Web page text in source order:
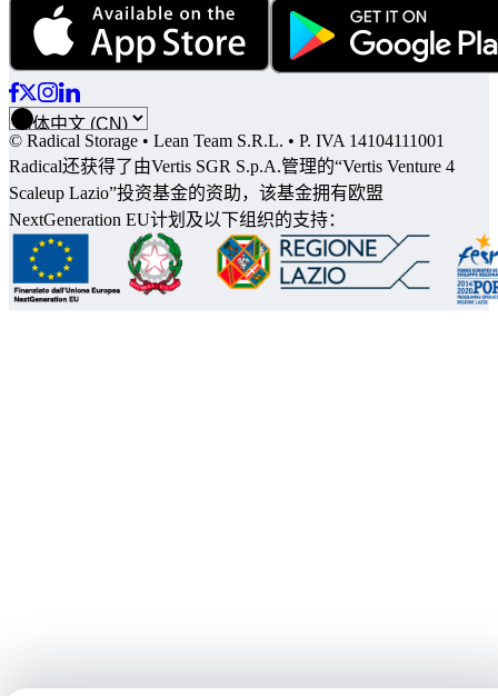
© Radical Storage • Lean Team S.R.L. • P. IVA 14104111001
Radical还获得了由Vertis SGR S.p.A.管理的“Vertis Venture 4
Scaleup Lazio”投资基金的资助，该基金拥有欧盟
NextGeneration EU计划及以下组织的支持：